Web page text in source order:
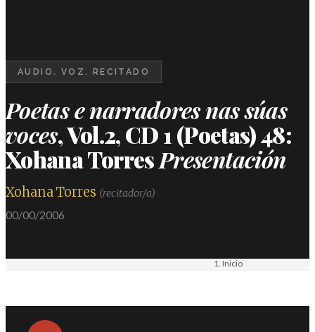
AUDIO. VOZ. RECITADO
Poetas e narradores nas súas
voces, Vol.2, CD 1 (Poetas) 48:
Xohana TorresPresentación
Xohana Torres (recitador/a)
00/00/2006
Inicio